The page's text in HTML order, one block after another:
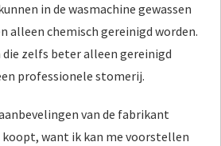
in de wasmachine gewassen
alleen chemisch gereinigd worden.
die zelfs beter alleen gereinigd
professionele stomerij.
van de fabrikant
koopt, want ik kan me voorstellen